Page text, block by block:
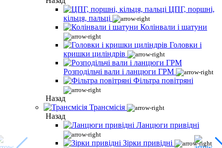
ЦПГ, поршні,
кільця, пальці
Колінвали і шатуни
Головки і
кришки циліндрів
Розподільчі вали і ланцюги ГРМ
Фільтра повітряні
Назад
Трансмісія
Назад
Ланцюги привідні
Зірки привідні